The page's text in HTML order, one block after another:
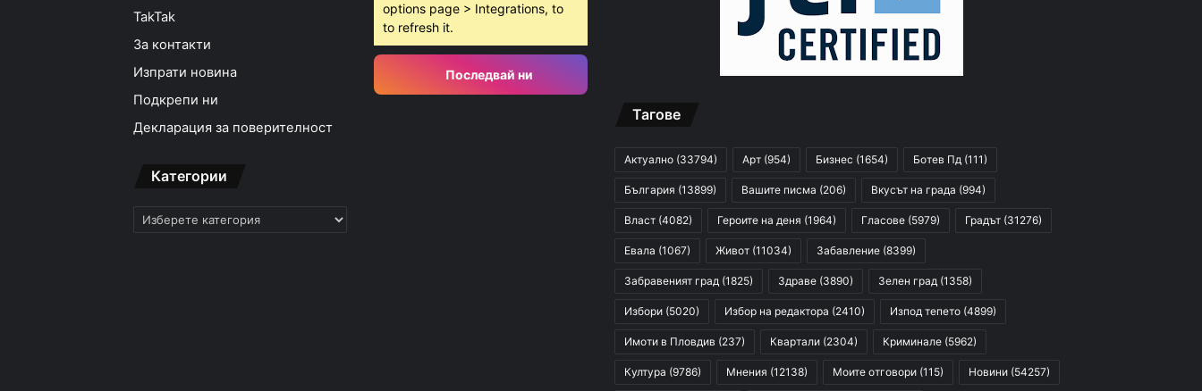
TakTak
За контакти
Изпрати новина
Подкрепи ни
Декларация за поверителност
Категории
Категории
options page > Integrations, to
to refresh it.
Последвай ни
Тагове
Актуално (33794) Арт (954) Бизнес (1654) Ботев Пд (111)
България (13899) Вашите писма (206) Вкусът на града (994)
Власт (4082) Героите на деня (1964) Гласове (5979) Градът (31276)
Евала (1067) Живот (11034) Забавление (8399)
Забравеният град (1825) Здраве (3890) Зелен град (1358)
Избори (5020) Избор на редактора (2410) Изпод тепето (4899)
Имоти в Пловдив (237) Квартали (2304) Криминале (5962)
Култура (9786) Мнения (12138) Моите отговори (115) Новини (54257)